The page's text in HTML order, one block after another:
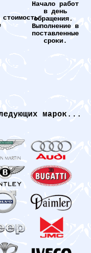
стоимость
Начало работ
в день
обращения.
Выполнение в
поставленные
сроки.
марок...